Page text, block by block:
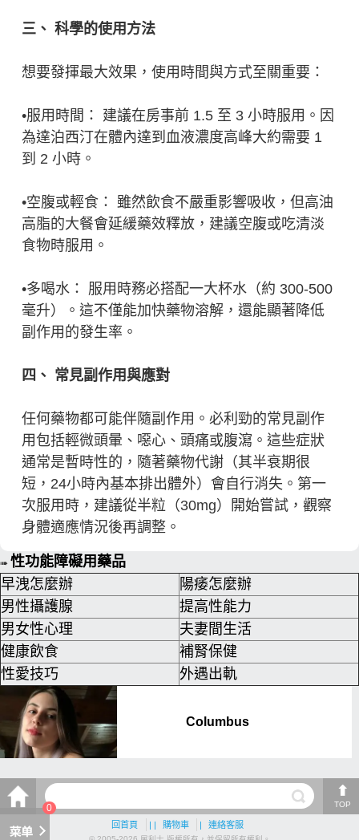
三、 科學的使用方法
想要發揮最大效果，使用時間與方式至關重要：
•服用時間： 建議在房事前 1.5 至 3 小時服用。因
為達泊西汀在體內達到血液濃度高峰大約需要 1
到 2 小時。
•空腹或輕食： 雖然飲食不嚴重影響吸收，但高油
高脂的大餐會延緩藥效釋放，建議空腹或吃清淡
食物時服用。
•多喝水： 服用時務必搭配一大杯水（約 300-500
毫升）。這不僅能加快藥物溶解，還能顯著降低
副作用的發生率。
四、 常見副作用與應對
任何藥物都可能伴隨副作用。必利勁的常見副作
用包括輕微頭暈、噁心、頭痛或腹瀉。這些症狀
通常是暫時性的，隨著藥物代謝（其半衰期很
短，24小時內基本排出體外）會自行消失。第一
次服用時，建議從半粒（30mg）開始嘗試，觀察
身體適應情況後再調整。
➠ 性功能障礙用藥品
早洩怎麼辦
陽痿怎麼辦
男性攝護腺
提高性能力
男女性心理
夫妻間生活
健康飲食
補腎保健
性愛技巧
外遇出軌
TOP
回首頁 | | 購物車 | 連絡客服
0